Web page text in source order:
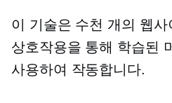
이 기술은 수천 개의 웹
상호작용을 통해 학습된
사용하여 작동합니다.